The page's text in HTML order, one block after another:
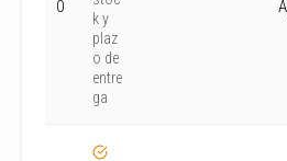
0
k y
plaz
o de
entre
ga